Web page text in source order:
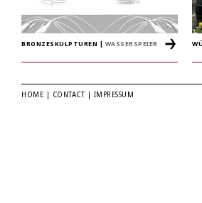
BRONZESKULPTUREN WASSERSPEIER
HOME CONTACT IMPRESSUM